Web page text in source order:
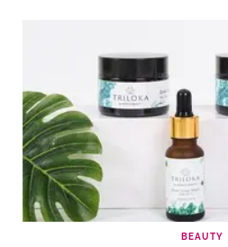
BEAUTY